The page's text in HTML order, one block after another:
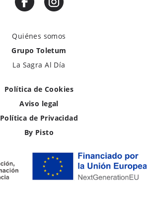
Quiénes somos
Grupo Toletum
La Sagra Al Día
Política de Cookies
Aviso legal
Política de Privacidad
By Pisto